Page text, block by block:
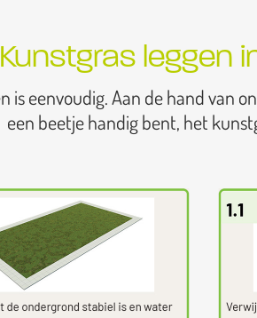
Kunstgras leggen
is eenvoudig. Aan de hand van
een beetje handig bent, het